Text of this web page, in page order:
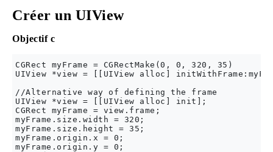
Créer un UIView
Objectif c
CGRect myFrame = CGRectMake(0, 0, 320, 35)
UIView *view = [[UIView alloc]
//Alternative way of defining the frame
UIView *view = [[UIView alloc] init];
CGRect myFrame = view.frame;
myFrame.size.width = 320;
myFrame.size.height = 35;
myFrame.origin.x = 0;
myFrame.origin.y = 0;